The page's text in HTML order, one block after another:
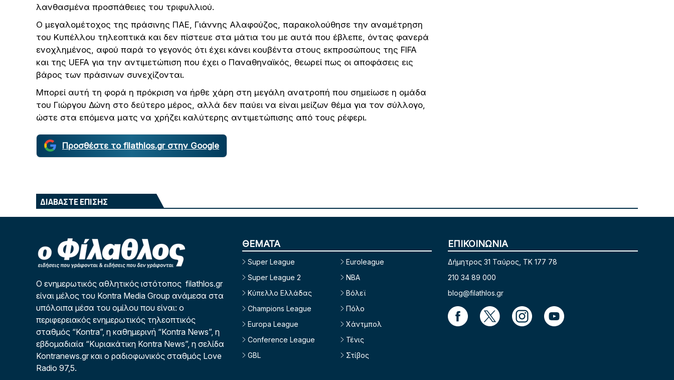
λανθασμένα προσπάθειες του τριφυλλιού.
Ο μεγαλομέτοχος της πράσινης ΠΑΕ, Γιάννης Αλαφούζος, παρακολούθησε την αναμέτρηση
του Κυπέλλου τηλεοπτικά και δεν πίστευε στα μάτια του με αυτά που έβλεπε, όντας φανερά
ενοχλημένος, αφού παρά το γεγονός ότι έχει κάνει κουβέντα στους εκπροσώπους της FIFA
και της UEFA για την αντιμετώπιση που έχει ο Παναθηναϊκός, θεωρεί πως οι αποφάσεις εις
βάρος των πράσινων συνεχίζονται.
Μπορεί αυτή τη φορά η πρόκριση να ήρθε χάρη στη μεγάλη ανατροπή που σημείωσε η ομάδα
του Γιώργου Δώνη στο δεύτερο μέρος, αλλά δεν παύει να είναι μείζων θέμα για τον σύλλογο,
ώστε στα επόμενα ματς να χρήζει καλύτερης αντιμετώπισης από τους ρέφερι.
Προσθέστε το filathlos.gr στην Google
ΔΙΑΒΑΣΤΕ ΕΠΙΣΗΣ
Ο ενημερωτικός αθλητικός ιστότοπος filathlos.gr
είναι μέλος του Kontra Media Group ανάμεσα στα
υπόλοιπα μέσα του ομίλου που είναι: ο
περιφερειακός ενημερωτικός τηλεοπτικός
σταθμός “Kontra”, η καθημερινή “Kontra News”, η
εβδομαδιαία “Κυριακάτικη Kontra News”, η σελίδα
Kontranews.gr και ο ραδιοφωνικός σταθμός Love
Radio 97,5.
ΘΕΜΑΤΑ
Super League
Super League 2
Κύπελλο Ελλάδας
Champions League
Europa League
Conference League
GBL
Euroleague
NBA
Βόλεϊ
Πόλο
Χάντμπολ
Τένις
Στίβος
ΕΠΙΚΟΙΝΩΝΙΑ
Δήμητρος 31 Ταύρος, TK 177 78
210 34 89 000
blog@filathlos.gr